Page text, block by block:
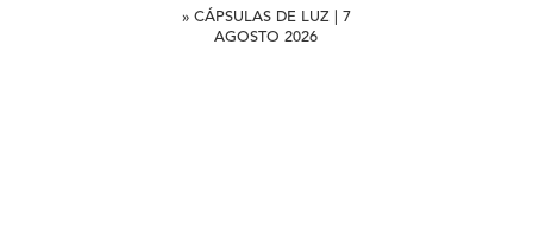
» CÁPSULAS DE LUZ | 7
AGOSTO 2026